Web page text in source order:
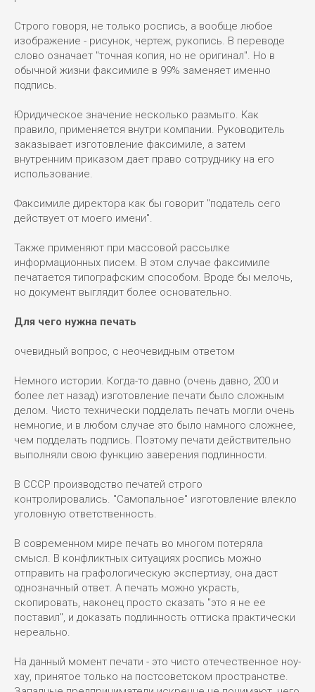
Строго говоря, не только роспись, а вообще любое
изображение - рисунок, чертеж, рукопись. В переводе
слово означает "точная копия, но не оригинал". Но в
обычной жизни факсимиле в 99% заменяет именно
подпись.
Юридическое значение несколько размыто. Как
правило, применяется внутри компании. Руководитель
заказывает изготовление факсимиле, а затем
внутренним приказом дает право сотруднику на его
использование.
Факсимиле директора как бы говорит "податель сего
действует от моего имени".
Также применяют при массовой рассылке
информационных писем. В этом случае факсимиле
печатается типографским способом. Вроде бы мелочь,
но документ выглядит более основательно.
Для чего нужна печать
очевидный вопрос, с неочевидным ответом
Немного истории. Когда-то давно (очень давно, 200 и
более лет назад) изготовление печати было сложным
делом. Чисто технически подделать печать могли очень
немногие, и в любом случае это было намного сложнее,
чем подделать подпись. Поэтому печати действительно
выполняли свою функцию заверения подлинности.
В СССР производство печатей строго
контролировались. "Самопальное" изготовление влекло
уголовную ответственность.
В современном мире печать во многом потеряла
смысл. В конфликтных ситуациях роспись можно
отправить на графологическую экспертизу, она даст
однозначный ответ. А печать можно украсть,
скопировать, наконец просто сказать "это я не ее
поставил", и доказать подлинность оттиска практически
нереально.
На данный момент печати - это чисто отечественное ноу-
хау, принятое только на постсоветском пространстве.